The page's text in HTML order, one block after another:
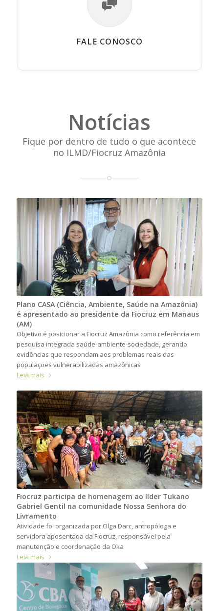
FALE CONOSCO
Notícias
Fique por dentro de tudo o que acontece
no ILMD/Fiocruz Amazônia
Plano CASA (Ciência, Ambiente, Saúde na Amazônia)
é apresentado ao presidente da Fiocruz em Manaus
(AM)
Objetivo é posicionar a Fiocruz Amazônia como referência em
pesquisa integrada saúde-ambiente-sociedade, gerando
evidências que respondam aos problemas reais das
populações vulnerabilizadas amazônicas
Leia mais
Fiocruz participa de homenagem ao líder Tukano
Gabriel Gentil na comunidade Nossa Senhora do
Livramento
Atividade foi organizada por Olga Darc, antropóloga e
servidora aposentada da Fiocruz, responsável pela
manutenção e coordenação da Oka
Leia mais